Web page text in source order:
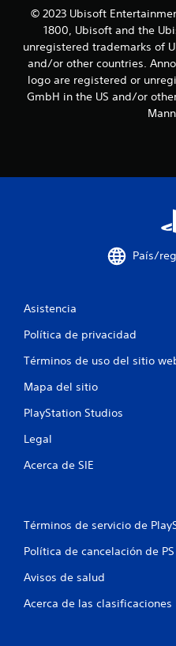
© 2023 Ubisoft
1800, Ubisoft and the
unregistered trademarks of
and/or other countries.
logo are registered or
GmbH in the US and/or
País/
Asistencia
Política de privacidad
Términos de uso del sitio
Mapa del sitio
PlayStation Studios
Legal
Acerca de SIE
Términos de servicio de
Política de cancelación de
Avisos de salud
Acerca de las clasificaciones